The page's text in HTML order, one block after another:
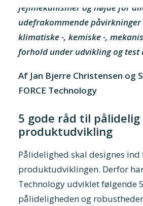
fejlmekanismer og højde for
udefrakommende påvirkninger
klimatiske -, kemiske -,
forhold under udvikling og test
Af Jan Bjerre Christensen og
FORCE Technology
5 gode råd til pålidelig
produktudvikling
Pålidelighed skal designes
produktudviklingen. Derfor har
Technology udviklet følgende
pålideligheden og